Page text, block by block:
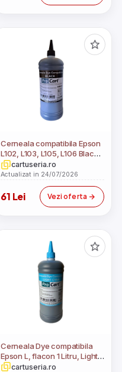
Cerneala compatibila Epson
L102, L103, L105, L106 Black,
1 Litrucartuseria.ro
Actualizat in 24/07/2026
61 Lei Vezi oferta
Cerneala Dye compatibila
Epson L, flacon 1 Litru, Light
Cyancartuseria.ro